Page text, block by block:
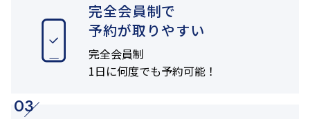
完全会員制で
予約が取りやすい
完全会員制
1日に何度でも予約可能！
03